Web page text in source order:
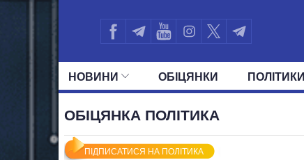
НОВИНИ ОБIЦЯНКИ ПОЛIТИКИ
ОБІЦЯНКА ПОЛІТИКА
ПІДПИСАТИСЯ НА ПОЛІТИКА